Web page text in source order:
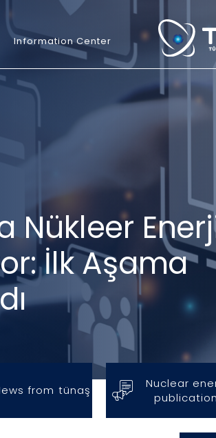
Information Center
Nükleer
İlk Aşama
from tünaş
Nuclear